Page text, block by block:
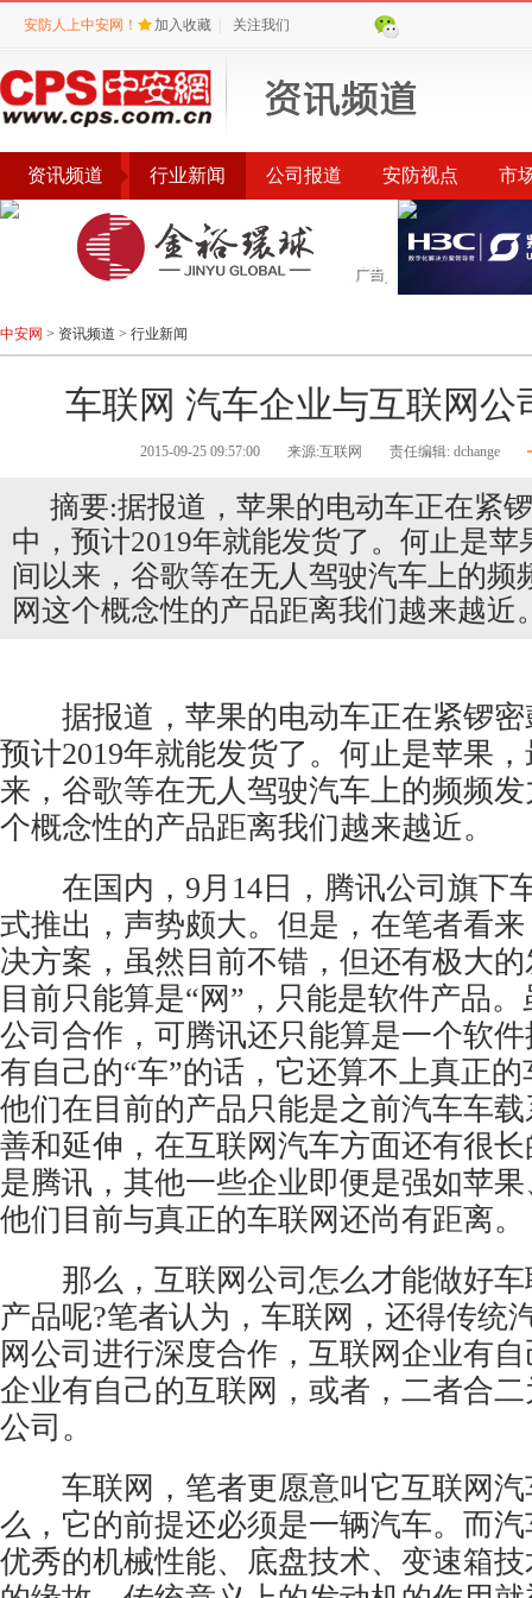
安防人上中安网！ 加入收藏 关注我们
资讯频道 行业新闻 公司报道 安防视点 市
公告 评选 榜单
中安网 > 资讯频道 > 行业新闻
车联网 汽车企业与互联网公
2015-09-25 09:57:00 来源:互联网 责任编辑: dchange
摘要:据报道，苹果的电动车正在紧
中，预计2019年就能发货了。何止是苹
间以来，谷歌等在无人驾驶汽车上的频
网这个概念性的产品距离我们越来越近
据报道，苹果的电动车正在紧锣密
预计2019年就能发货了。何止是苹果
来，谷歌等在无人驾驶汽车上的频频
个概念性的产品距离我们越来越近。
在国内，9月14日，腾讯公司旗下
式推出，声势颇大。但是，在笔者看
决方案，虽然目前不错，但还有极大
目前只能算是“网”，只能是软件产品
公司合作，可腾讯还只能算是一个软
有自己的“车”的话，它还算不上真正
他们在目前的产品只能是之前汽车车
善和延伸，在互联网汽车方面还有很
是腾讯，其他一些企业即便是强如苹
他们目前与真正的车联网还尚有距离。
那么，互联网公司怎么才能做好车
产品呢?笔者认为，车联网，还得传统
网公司进行深度合作，互联网企业有
企业有自己的互联网，或者，二者合
公司。
车联网，笔者更愿意叫它互联网汽
么，它的前提还必须是一辆汽车。而
优秀的机械性能、底盘技术、变速箱